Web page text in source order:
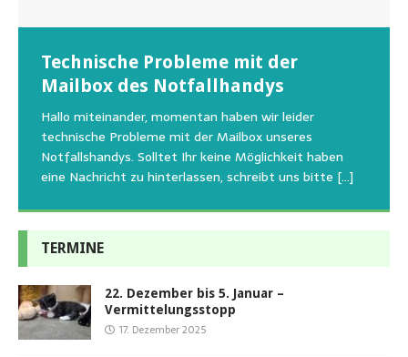
Technische Probleme mit der
Mailbox des Notfallhandys
Hallo miteinander, momentan haben wir leider
technische Probleme mit der Mailbox unseres
Notfallshandys. Solltet Ihr keine Möglichkeit haben
eine Nachricht zu hinterlassen, schreibt uns bitte […]
Beginn der Wildtierrettung
Aus aktuellem Anlass weisen wir darauf hin, dass die
Tierschutzinitiative Haßberge natürlich, wie auch in
den letzten 20 Jahren, immer noch für alle verwaisten
oder[…]
22.08.2026 Sommerfest im Tierheim
Wir bitten um Verständnis, dass am Tag vom
Sommerfest das Hundehaus zum Schutz unserer Tiere
geschlossen bleibt.Viele unserer Hunde erleben einen
emotionalen Stress bei Begegnung[…]
Wunschzettel unserer Fellnasen
Regelmäßig bekommen wir liebe Anfragen, wie man
uns am Besten unterstützen kann. Natürlich ziehen
die gesteigerten Kosten auch uns so richtig in die Knie
und[…]
TERMINE
22. Dezember bis 5. Januar –
Vermittelungsstopp
17. Dezember 2025